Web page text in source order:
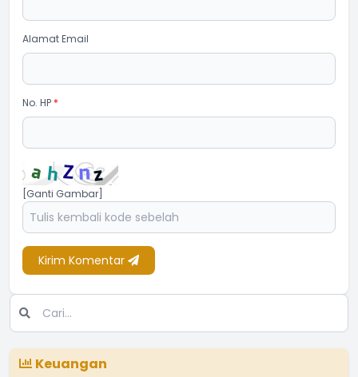
Alamat Email
No. HP *
[Ganti Gambar]
Kirim Komentar
Keuangan